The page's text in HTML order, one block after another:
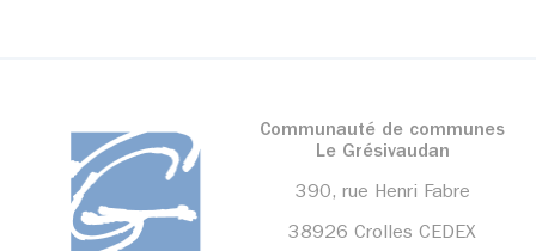
Communauté de communes
Le Grésivaudan
390, rue Henri Fabre
38926 Crolles CEDEX